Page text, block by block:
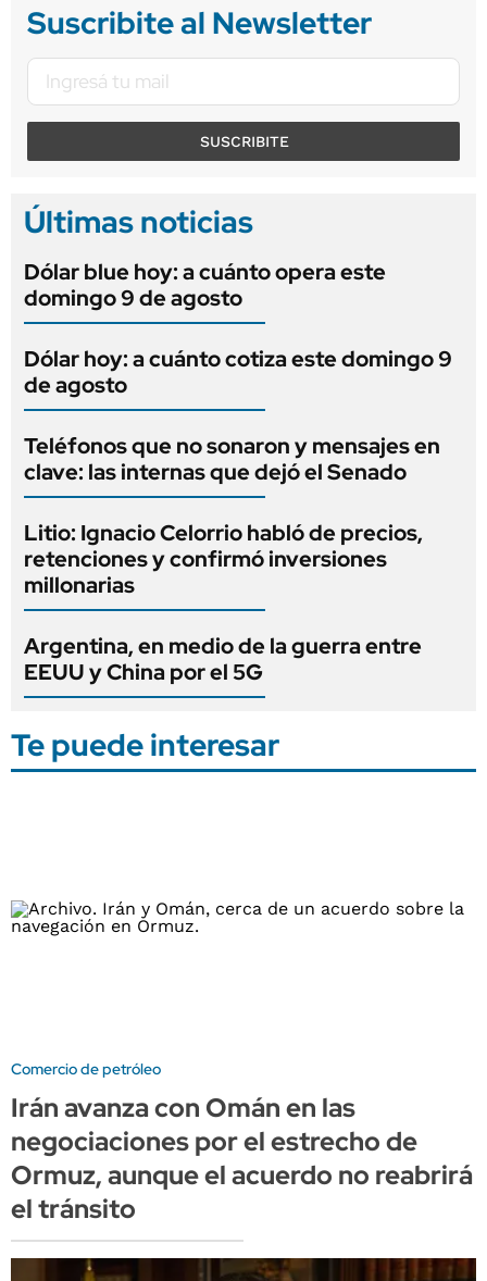
Suscribite al Newsletter
SUSCRIBITE
Últimas noticias
Dólar blue hoy: a cuánto opera este
domingo 9 de agosto
Dólar hoy: a cuánto cotiza este domingo 9
de agosto
Teléfonos que no sonaron y mensajes en
clave: las internas que dejó el Senado
Litio: Ignacio Celorrio habló de precios,
retenciones y confirmó inversiones
millonarias
Argentina, en medio de la guerra entre
EEUU y China por el 5G
Te puede interesar
Comercio de petróleo
Irán avanza con Omán en las
negociaciones por el estrecho de
Ormuz, aunque el acuerdo no reabrirá
el tránsito